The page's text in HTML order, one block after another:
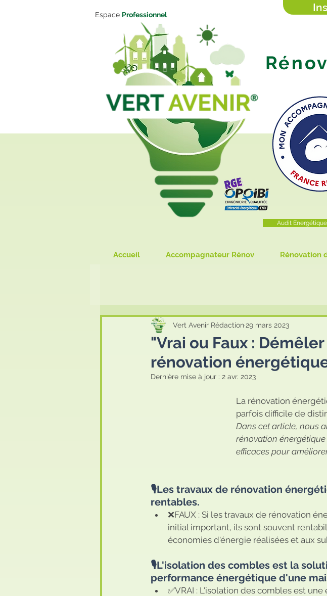
Espace Professionnel
Audit Energétique
Accueil Accompagnateur Rénov Rénovation
"Vrai ou Faux :
rénovation
Vert Avenir Rédaction 29 mars 2023
Dernière mise à jour : 2 avr. 2023
La rénovation
parfois difficile de
Dans cet article, nous
rénovation
efficaces pour
🎙️Les travaux de rénovation
rentables.
❌FAUX : Si les travaux de rénovation
initial important, ils sont souvent
économies d'énergie réalisées et aux
🎙️L'isolation des combles est la
performance énergétique d'une
✅VRAI : L'isolation des combles est